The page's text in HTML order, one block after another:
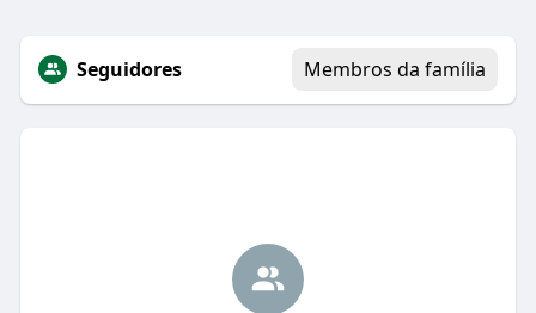
Seguidores Membros da família